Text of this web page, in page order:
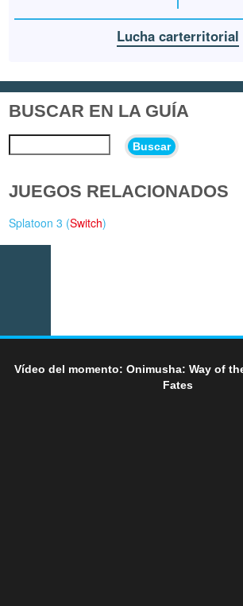
Lucha carterritorial
BUSCAR EN LA GUÍA
Buscar
JUEGOS RELACIONADOS
Splatoon 3 (Switch)
Vídeo del momento: Onimusha: Way of
Fates